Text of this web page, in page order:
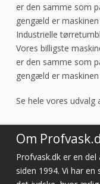
er den samme som
gengæld er
Industrielle
Vores billigste
er den samme som
gengæld er
Se hele vores udvalg
Om
Profvask.dk er en
siden 1994. Vi har